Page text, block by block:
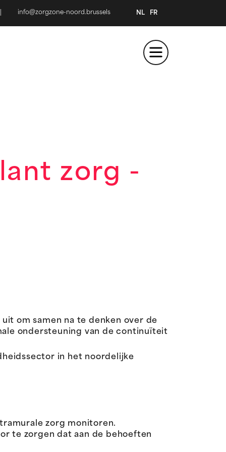
info@zorgzone-noord.brussels NL FR
zorg -
om samen na te denken over de
ondersteuning van de continuïteit
in het noordelijke
zorg monitoren.
te zorgen dat aan de behoeften